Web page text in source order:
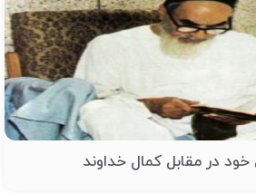
در مقابل کمال خداوند